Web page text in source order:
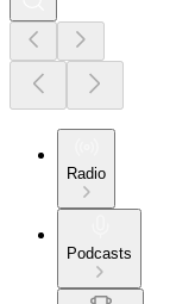
Radio
Podcasts